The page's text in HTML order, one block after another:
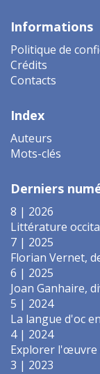
Informations
Politique de
Crédits
Contacts
Index
Auteurs
Mots-clés
Derniers
8 | 2026
Littérature
7 | 2025
Florian Vernet,
6 | 2025
Joan Ganhaire,
5 | 2024
La langue d'oc
4 | 2024
Explorer l'œuvre
3 | 2023